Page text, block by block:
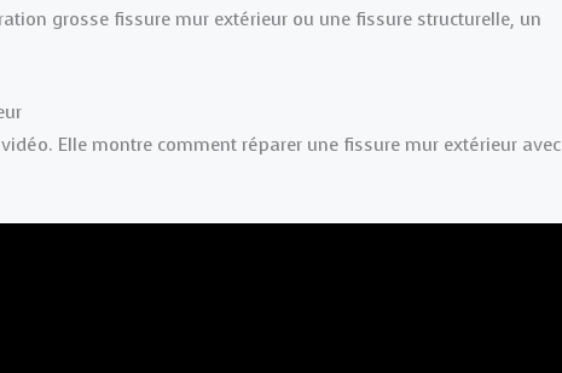
grosse fissure mur extérieur ou une fissure structurelle, un
Elle montre comment réparer une fissure mur extérieur avec